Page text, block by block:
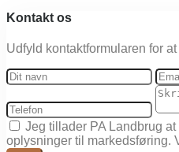
Kontakt os
Udfyld kontaktformularen for
Jeg tillader PA Landbrug
oplysninger til markedsføring.